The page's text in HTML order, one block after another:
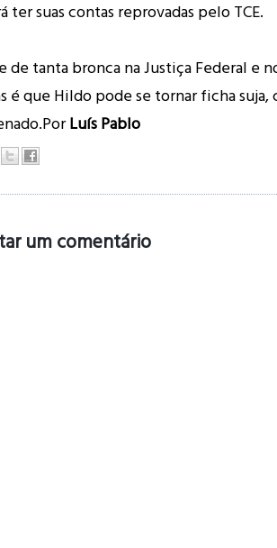
ter suas contas reprovadas pelo TCE.
de tanta bronca na Justiça Federal e
é que Hildo pode se tornar ficha suja,
PorLuís Pablo
um comentário